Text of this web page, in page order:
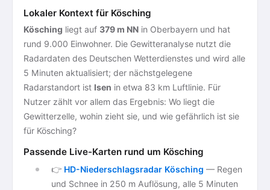
Lokaler Kontext für Kösching
Kösching liegt auf 379 m NN in Oberbayern und hat
rund 9.000 Einwohner. Die Gewitteranalyse nutzt die
Radardaten des Deutschen Wetterdienstes und wird alle
5 Minuten aktualisiert; der nächstgelegene
Radarstandort ist Isen in etwa 83 km Luftlinie. Für
Nutzer zählt vor allem das Ergebnis: Wo liegt die
Gewitterzelle, wohin zieht sie, und wie gefährlich ist sie
für Kösching?
Passende Live-Karten rund um Kösching
👉 HD-Niederschlagsradar Kösching — Regen
und Schnee in 250 m Auflösung, alle 5 Minuten